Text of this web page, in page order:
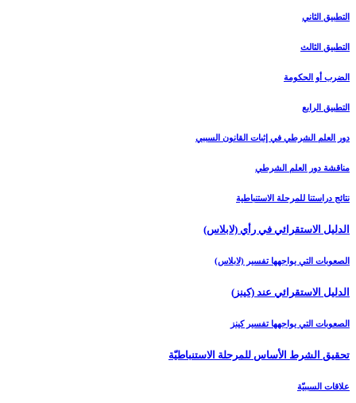
التطبيق الثاني
التطبيق الثالث‏
الضرب أو الحكومة
التطبيق الرابع‏
دور العلم الشرطي في إثبات القانون السببي
مناقشة دور العلم الشرطي
نتائج دراستنا للمرحلة الاستنباطية
الدليل الاستقرائي في رأي (لابلاس‏)
الصعوبات التي يواجهها تفسير (لابلاس)
الدليل الاستقرائي عند (كينز)
الصعوبات التي يواجهها تفسير كينز
تحقيق الشرط الأساس للمرحلة الاستنباطيّة
علاقات السببيّة